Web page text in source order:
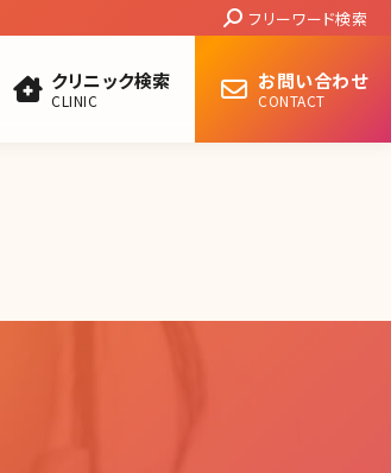
Search:
フリーワード検索
クリニック検索
CLINIC
お問い合わせ
CONTACT